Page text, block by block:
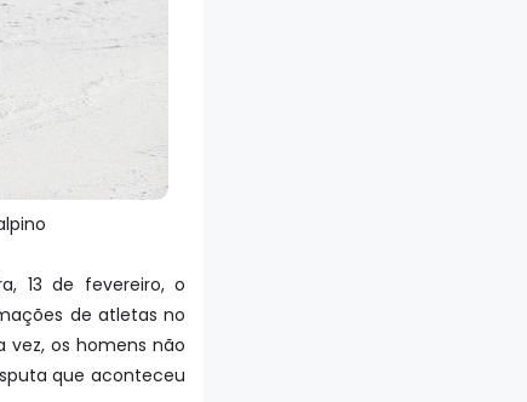
13 de fevereiro, o
de atletas no
vez, os homens não
que aconteceu